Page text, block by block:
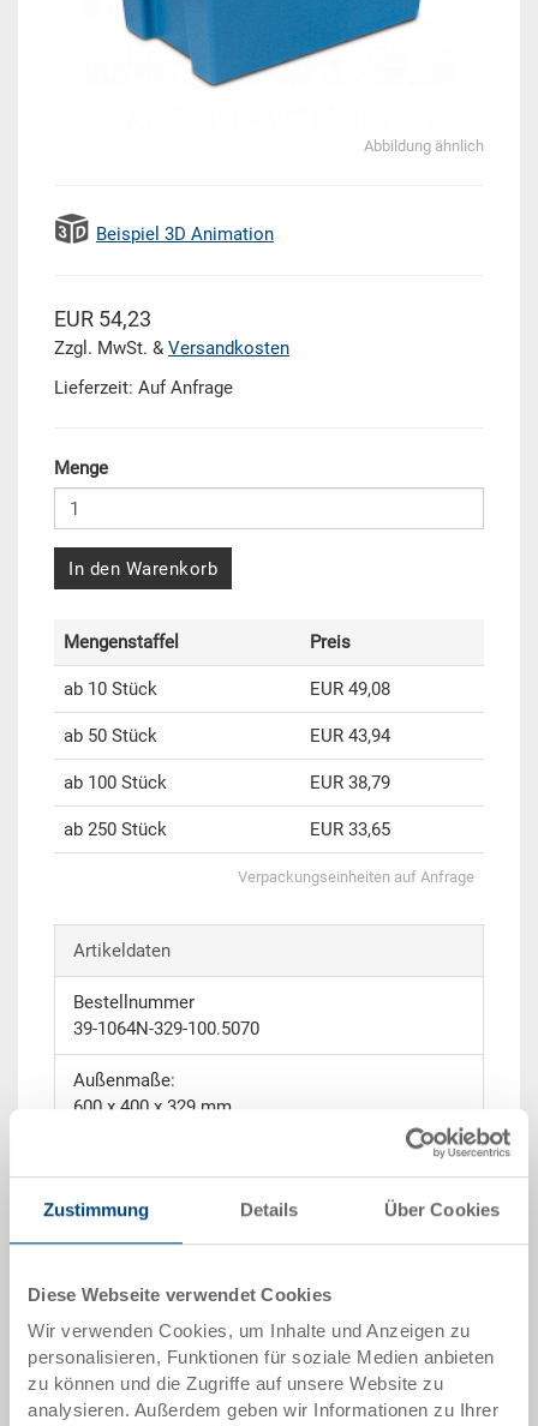
Zustimmung Details Über Cookies
Diese Webseite verwendet Cookies
Wir verwenden Cookies, um Inhalte und Anzeigen zu
personalisieren, Funktionen für soziale Medien anbieten
zu können und die Zugriffe auf unsere Website zu
analysieren. Außerdem geben wir Informationen zu Ihrer
Abbildung ähnlich
Beispiel 3D Animation
EUR 54,23
Zzgl. MwSt. & Versandkosten
Lieferzeit: Auf Anfrage
Menge
In den Warenkorb
Mengenstaffel Preis
ab 10 Stück EUR 49,08
ab 50 Stück EUR 43,94
ab 100 Stück EUR 38,79
ab 250 Stück EUR 33,65
Verpackungseinheiten auf Anfrage
Artikeldaten
Bestellnummer
39-1064N-329-100.5070
Außenmaße:
600 x 400 x 329 mm
Verpackungseinheit:
Angebot anfordern